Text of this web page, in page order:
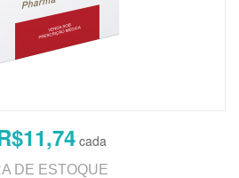
DE ESTOQUE